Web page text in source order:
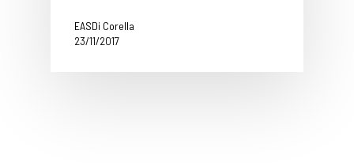
EASDi Corella
23/11/2017